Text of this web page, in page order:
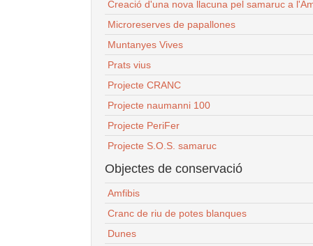
Creació d'una nova llacuna pel samaruc a
Microreserves de papallones
Muntanyes Vives
Prats vius
Projecte CRANC
Projecte naumanni 100
Projecte PeriFer
Projecte S.O.S. samaruc
Objectes de conservació
Amfibis
Cranc de riu de potes blanques
Dunes